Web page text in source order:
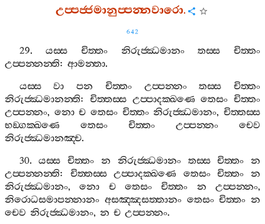
උප‍්පජ‍්ජමානුප‍්පන‍්නවාරො.
642
29.යස‍්ස චිත‍්තං නිරුජ‍්ඣමානං තස‍්ස
චිත‍්තං
උප‍්පන‍්නන‍්ති: ආමන‍්තා.
යස‍්ස
වා පන චිත‍්තං උප‍්පන‍්නං තස‍්ස
චිත‍්තං
නිරුජ‍්ඣමානන‍්ති: චිත‍්තස‍්ස උප‍්පාදක‍්ඛණෙ තෙසං චිත‍්තං
උප‍්පන‍්නං, නො ච තෙසං චිත‍්තං නිරුජ‍්ඣමානං,චිත‍්තස‍්ස
භඞ‍්ගක‍්ඛණෙ
තෙසං චිත‍්තං උප‍්පන‍්නං
චෙව
නිරුජ‍්ඣමානඤ‍්ච.
30.යස‍්ස චිත‍්තං න නිරුජ‍්ඣමානං තස‍්ස චිත‍්තං
න
උප‍්පන‍්නන‍්ති: චිත‍්තස‍්ස උප‍්පාදක‍්ඛණෙ තෙසං චිත‍්තං
න
නිරුජ‍්ඣමානං,නො ච තෙසං චිත‍්තං න උප‍්පන‍්නං,
නිරොධසමාපන‍්නානං අසඤ‍්ඤසත‍්තානං තෙසං චිත‍්තං න
චෙව නිරුජ‍්ඣමානං, න ච උප‍්පන‍්නං.